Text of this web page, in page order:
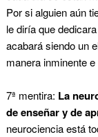
Por si alguien aún
le diría que
acabará siendo un
manera inminente
7ª mentira: La
de enseñar y de
neurociencia está